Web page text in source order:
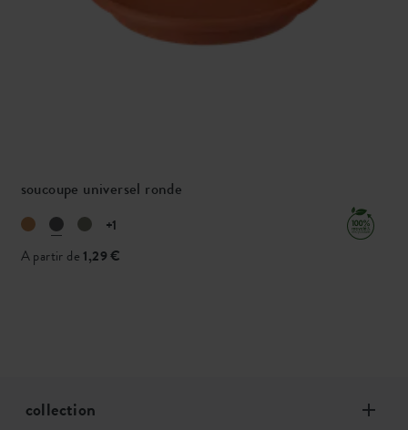
soucoupe universel ronde
+1
A partir de1,29 €
collection